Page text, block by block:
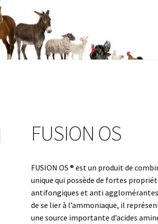
FUSION OS
FUSION OS ® est un produit de
unique qui possède de fortes
antifongiques et anti
de se lier à l’ammoniaque, il
une source importante d’acides